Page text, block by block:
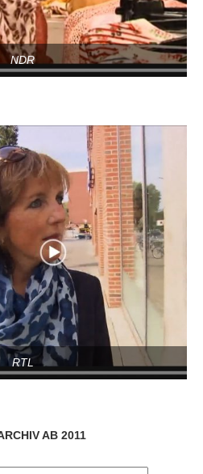
NDR
RTL
AB 2011